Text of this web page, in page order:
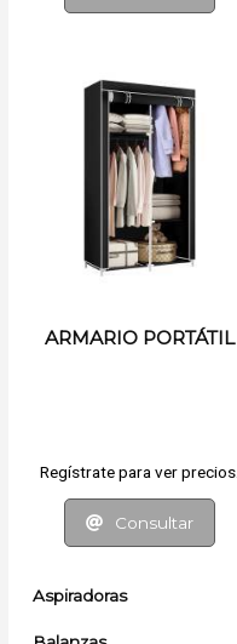
Aspiradoras
ARMARIO PORTÁTIL
Regístrate para ver precios.
Consultar